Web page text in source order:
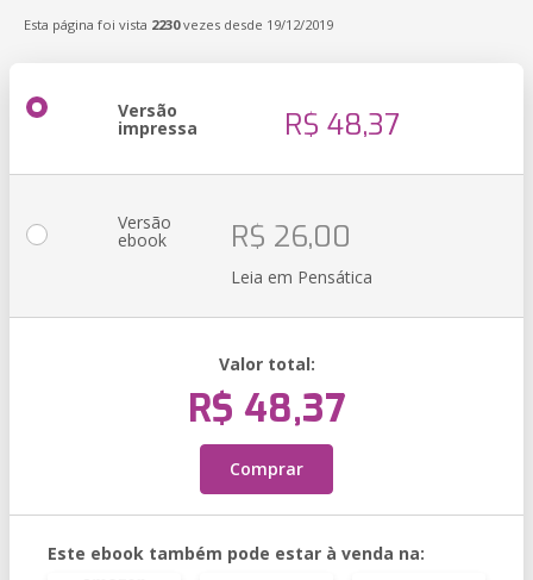
Esta página foi vista 2230vezes desde 19/12/2019
Versão
impressa R$ 48,37
Versão
ebook R$ 26,00
Leia em Pensática
Valor total:
R$ 48,37
Comprar
Este ebook também pode estar à venda na: